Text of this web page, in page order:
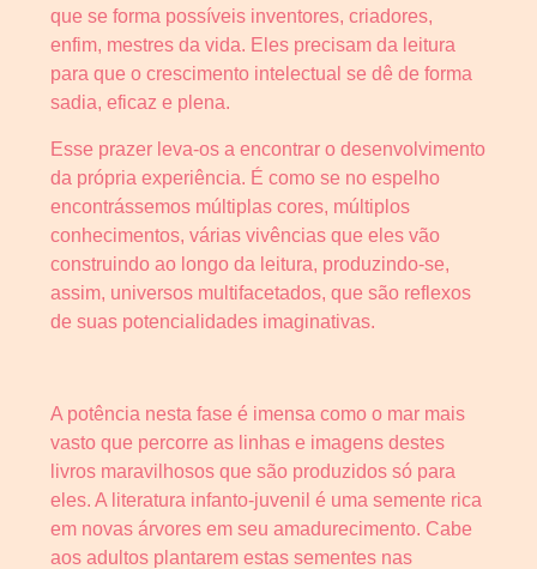
que se forma possíveis inventores, criadores,
enfim, mestres da vida. Eles precisam da leitura
para que o crescimento intelectual se dê de forma
sadia, eficaz e plena.
Esse prazer leva-os a encontrar o desenvolvimento
da própria experiência. É como se no espelho
encontrássemos múltiplas cores, múltiplos
conhecimentos, várias vivências que eles vão
construindo ao longo da leitura, produzindo-se,
assim, universos multifacetados, que são reflexos
de suas potencialidades imaginativas.
A potência nesta fase é imensa como o mar mais
vasto que percorre as linhas e imagens destes
livros maravilhosos que são produzidos só para
eles. A literatura infanto-juvenil é uma semente rica
em novas árvores em seu amadurecimento. Cabe
aos adultos plantarem estas sementes nas